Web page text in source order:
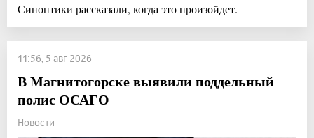
Синоптики рассказали, когда это произойдет.
11:56, 5 авг 2026
В Магнитогорске выявили поддельный
полис ОСАГО
Новости